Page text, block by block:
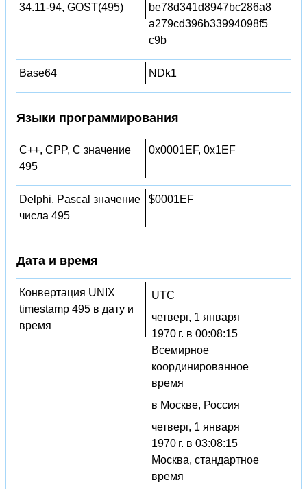
34.11-94, GOST(495)
be78d341d8947bc286a8
a279cd396b33994098f5
c9b
Base64 NDk1
Языки программирования
C++, CPP, C значение
495
0x0001EF, 0x1EF
Delphi, Pascal значение
числа 495
$0001EF
Дата и время
Конвертация UNIX
timestamp 495 в дату и
время
UTC
четверг, 1 января
1970 г. в 00:08:15
Всемирное
координированное
время
в Москве, Россия
четверг, 1 января
1970 г. в 03:08:15
Москва, стандартное
время